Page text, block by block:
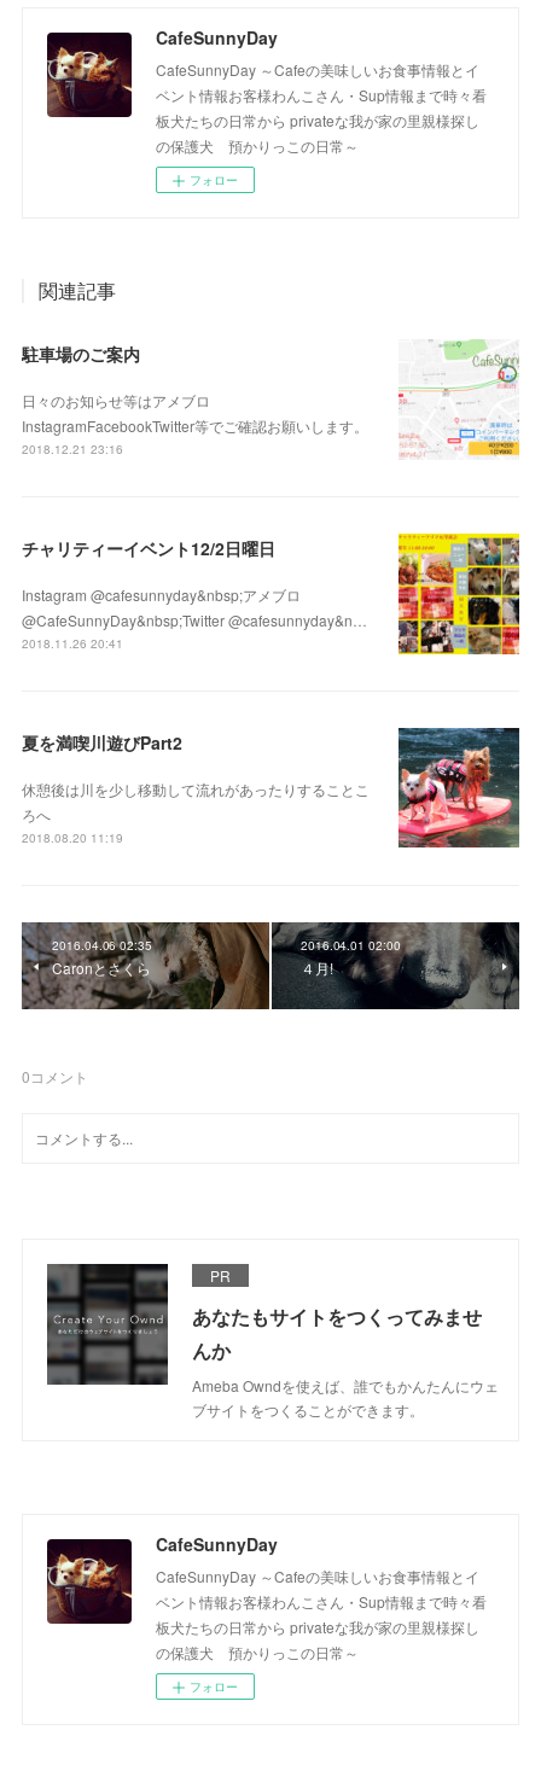
CafeSunnyDay
CafeSunnyDay ～Cafeの美味しいお食事情報とイ
ベント情報お客様わんこさん・Sup情報まで時々看
板犬たちの日常から privateな我が家の里親様探し
の保護犬 預かりっこの日常～
フォロー
関連記事
駐車場のご案内
日々のお知らせ等はアメブロ
InstagramFacebookTwitter等でご確認お願いします。
2018.12.21 23:16
チャリティーイベント12/2日曜日
Instagram @cafesunnyday&nbsp;アメブロ
@CafeSunnyDay&nbsp;Twitter @cafesunnyday&n…
2018.11.26 20:41
夏を満喫川遊びPart2
休憩後は川を少し移動して流れがあったりすることこ
ろへ
2018.08.20 11:19
2016.04.06 02:35
Caronとさくら
2016.04.01 02:00
４月!
0コメント
PR
あなたもサイトをつくってみませ
んか
Ameba Owndを使えば、誰でもかんたんにウェ
ブサイトをつくることができます。
CafeSunnyDay
CafeSunnyDay ～Cafeの美味しいお食事情報とイ
ベント情報お客様わんこさん・Sup情報まで時々看
板犬たちの日常から privateな我が家の里親様探し
の保護犬 預かりっこの日常～
フォロー